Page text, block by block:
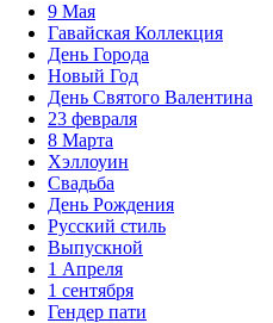
9 Мая
Гавайская Коллекция
День Города
Новый Год
День Святого Валентина
23 февраля
8 Марта
Хэллоуин
Свадьба
День Рождения
Русский стиль
Выпускной
1 Апреля
1 сентября
Гендер пати